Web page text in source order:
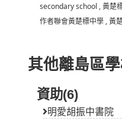
secondary school ,黃楚
作者聯會黃楚標中學 ,黃
其他離島區
資助(6)
明愛胡振中書院